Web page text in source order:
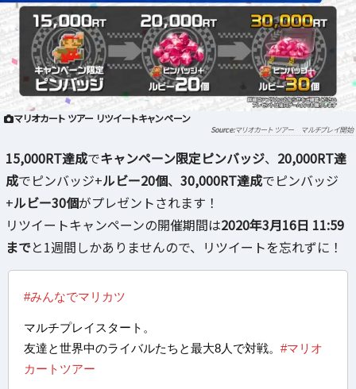
マリオカート ツアー リツイートキャンペーン
マリオカート ツアー マルチプレイ開始
15,000RT達成でキャンペーン限定ピンバッジ、 20,000RT達
成でピンバッジ+ルビー20個、 30,000RT達成でピンバッジ
+ルビー30個がプレゼントされます！
リツイートキャンペーンの開催期間は2020年3月16日 11:59
までと1週間しかありませんので、リツイートを忘れずに！
#みんなでマリカツ
マルチプレイスタート。
友達と世界中のライバルたちと最大8人で対戦。 #マリオ
カートツアー